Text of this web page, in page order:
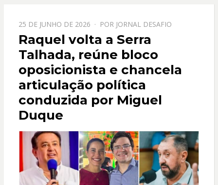
PPOSTADO
EM
25 DE JUNHO DE 2026 POR JORNAL DESAFIO
Raquel volta a Serra
Talhada, reúne bloco
oposicionista e chancela
articulação política
conduzida por Miguel
Duque